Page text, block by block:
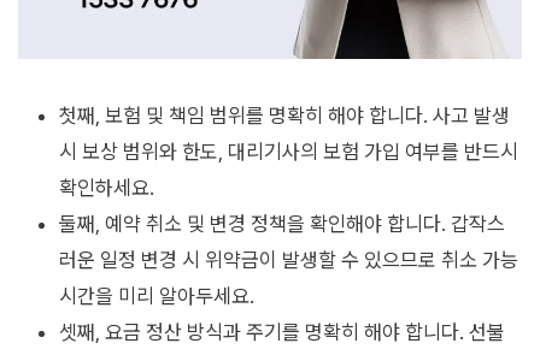
첫째, 보험 및 책임 범위를 명확히 해야 합니다. 사고 발생
시 보상 범위와 한도, 대리기사의 보험 가입 여부를 반드시
확인하세요.
둘째, 예약 취소 및 변경 정책을 확인해야 합니다. 갑작스
러운 일정 변경 시 위약금이 발생할 수 있으므로 취소 가능
시간을 미리 알아두세요.
셋째, 요금 정산 방식과 주기를 명확히 해야 합니다. 선불